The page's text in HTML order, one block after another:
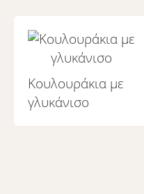
Κουλουράκια με
γλυκάνισο